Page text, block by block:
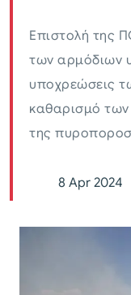
Επιστολή της
των αρμόδιων
υποχρεώσεις
καθαρισμό των
της
8 Apr 2024